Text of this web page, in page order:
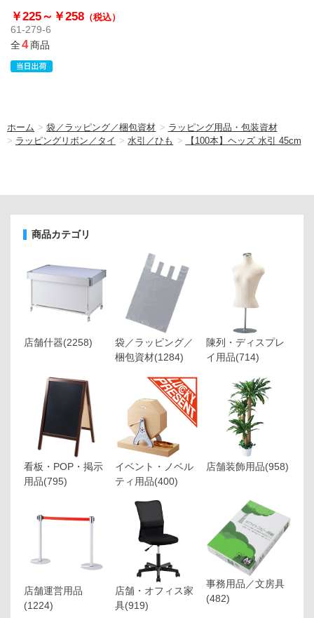
￥225～ ￥258 （税込）
61-279-6
全4商品
ホーム >袋／ラッピング／梱包資材 > ラッピング用品・包装資材
> ラッピングリボン／タイ > 水引／ひも > 【100本】ヘッズ 水引 45cm
商品カテゴリ
店舗什器(2258)
袋／ラッピング／
梱包資材(1284)
陳列・ディスプレ
イ用品(714)
看板・POP・掲示
用品(795)
イベント・ノベル
ティ用品(400)
店舗装飾用品(958)
店舗運営用品
(1224)
店舗・オフィス家
具(919)
事務用品／文房具
(482)